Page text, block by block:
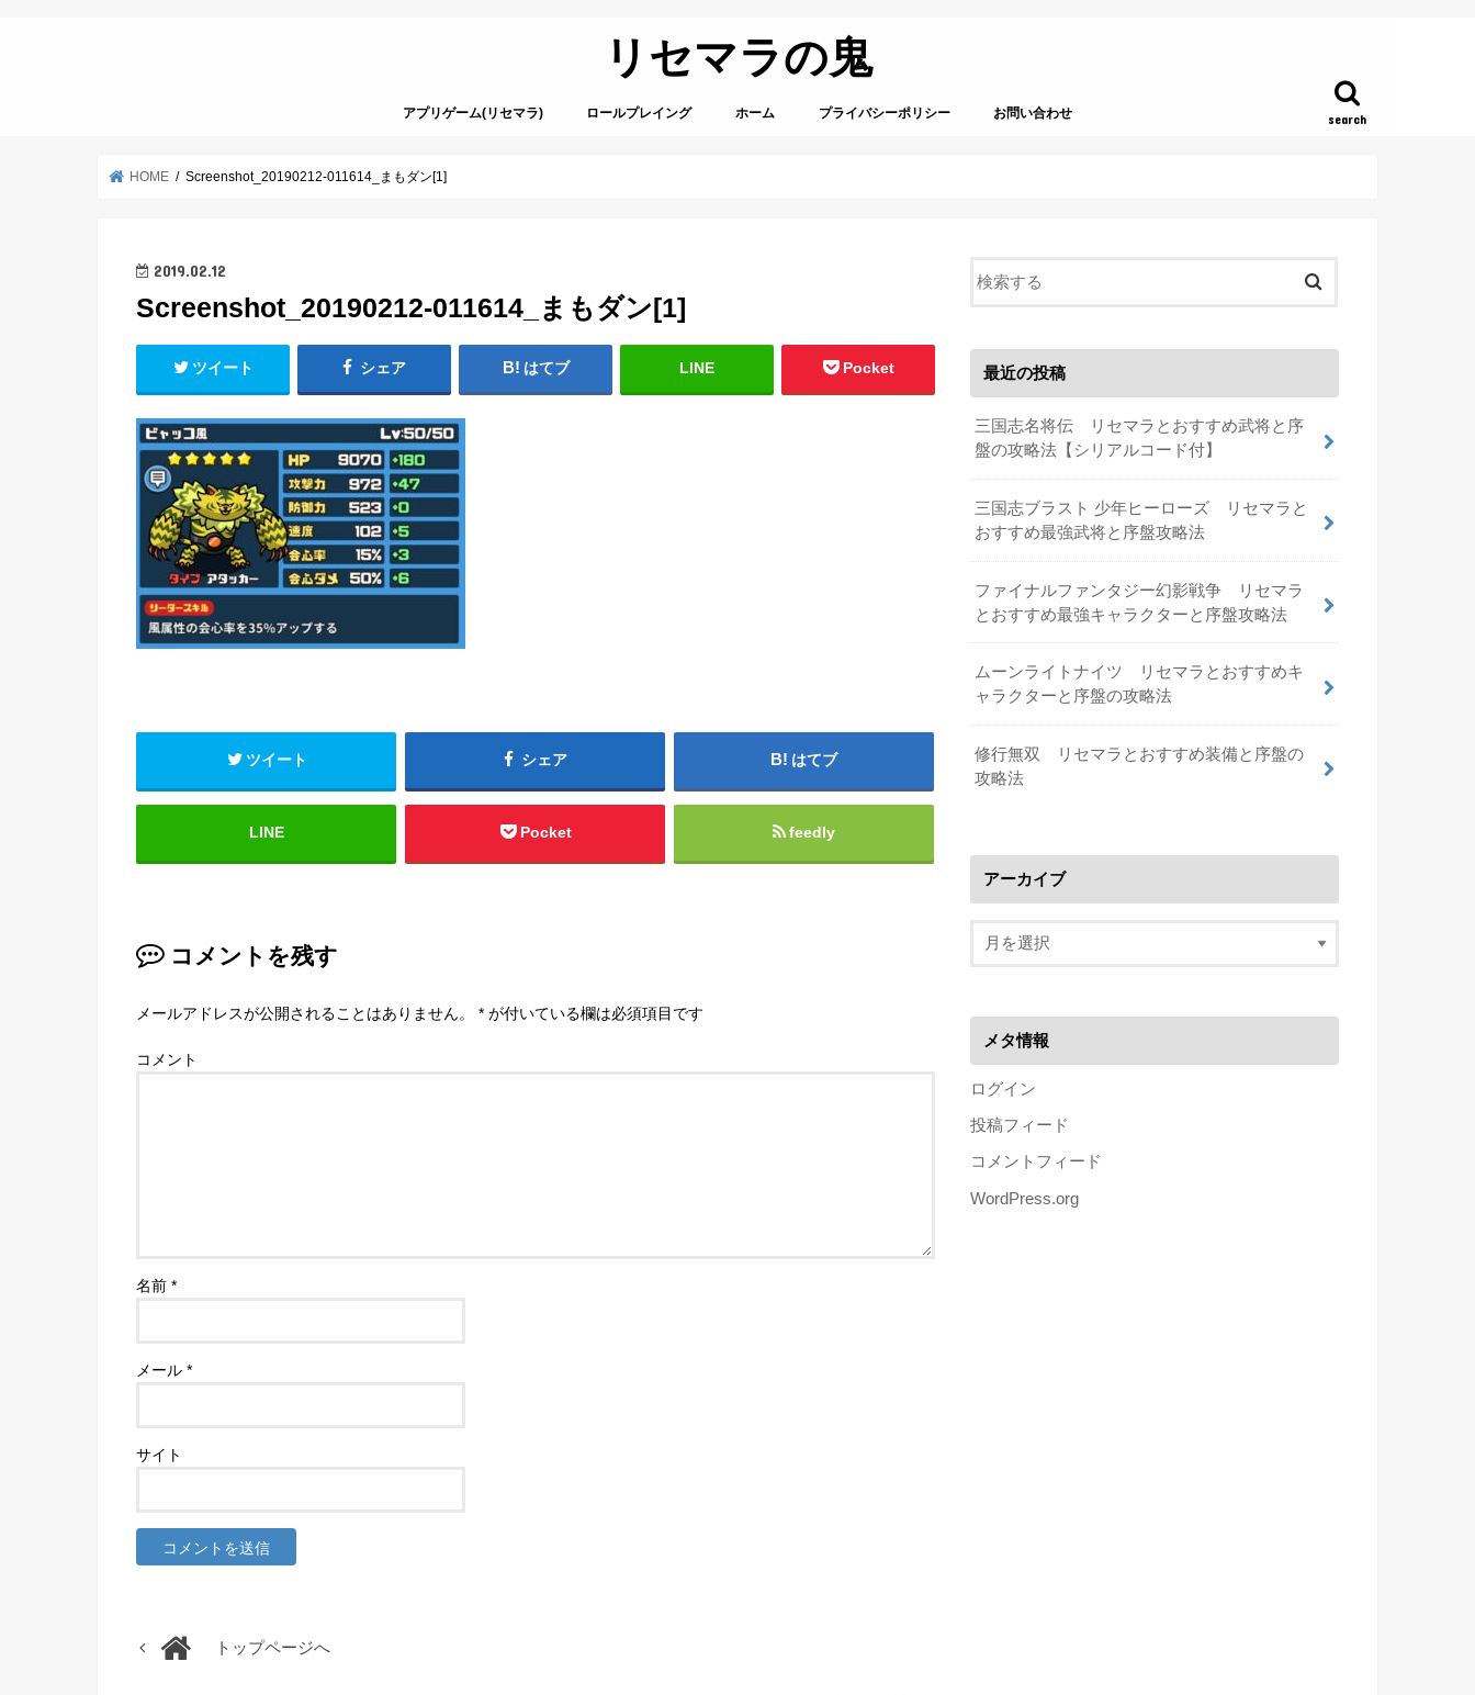
リセマラの鬼
search
アプリゲーム(リセマラ) ロールプレイング ホーム プライバシーポリシー お問い合わせ
HOME Screenshot_20190212-011614_まもダン[1]
2019.02.12
Screenshot_20190212-011614_まもダン[1]
ツイート シェア はてブ LINE Pocket
ツイート シェア はてブ
LINE Pocket feedly
コメントを残す
メールアドレスが公開されることはありません。 * が付いている欄は必須項目です
コメント
名前 *
メール *
サイト
トップページへ
最近の投稿
三国志名将伝 リセマラとおすすめ武将と序
盤の攻略法【シリアルコード付】
三国志ブラスト 少年ヒーローズ リセマラと
おすすめ最強武将と序盤攻略法
ファイナルファンタジー幻影戦争 リセマラ
とおすすめ最強キャラクターと序盤攻略法
ムーンライトナイツ リセマラとおすすめキ
ャラクターと序盤の攻略法
修行無双 リセマラとおすすめ装備と序盤の
攻略法
アーカイブ
メタ情報
ログイン
投稿フィード
コメントフィード
WordPress.org